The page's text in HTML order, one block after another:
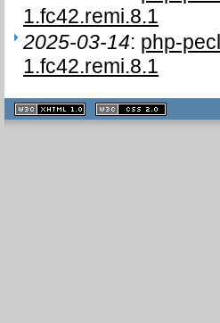
1.fc42.remi.8.1
2025-03-14: php-
1.fc42.remi.8.1
XHTML
1.1 valide
2.0 valide